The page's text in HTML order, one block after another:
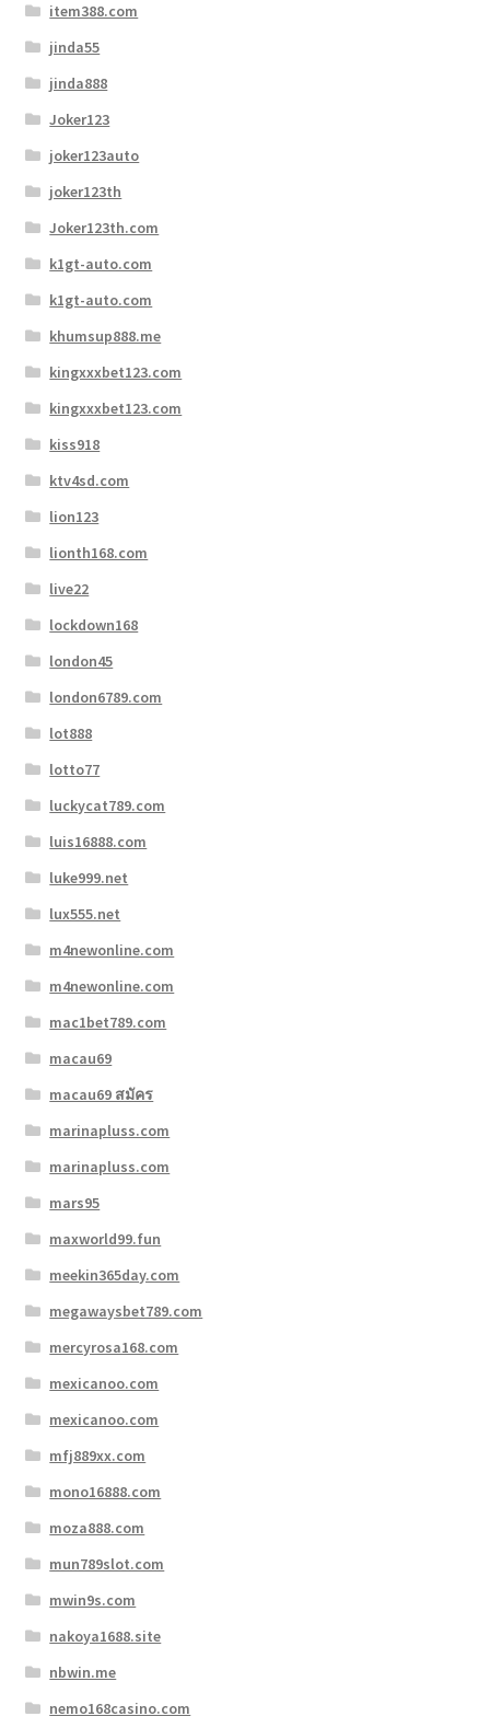
item388.com
jinda55
jinda888
Joker123
joker123auto
joker123th
Joker123th.com
k1gt-auto.com
k1gt-auto.com
khumsup888.me
kingxxxbet123.com
kingxxxbet123.com
kiss918
ktv4sd.com
lion123
lionth168.com
live22
lockdown168
london45
london6789.com
lot888
lotto77
luckycat789.com
luis16888.com
luke999.net
lux555.net
m4newonline.com
m4newonline.com
mac1bet789.com
macau69
macau69 สมัคร
marinapluss.com
marinapluss.com
mars95
maxworld99.fun
meekin365day.com
megawaysbet789.com
mercyrosa168.com
mexicanoo.com
mexicanoo.com
mfj889xx.com
mono16888.com
moza888.com
mun789slot.com
mwin9s.com
nakoya1688.site
nbwin.me
nemo168casino.com